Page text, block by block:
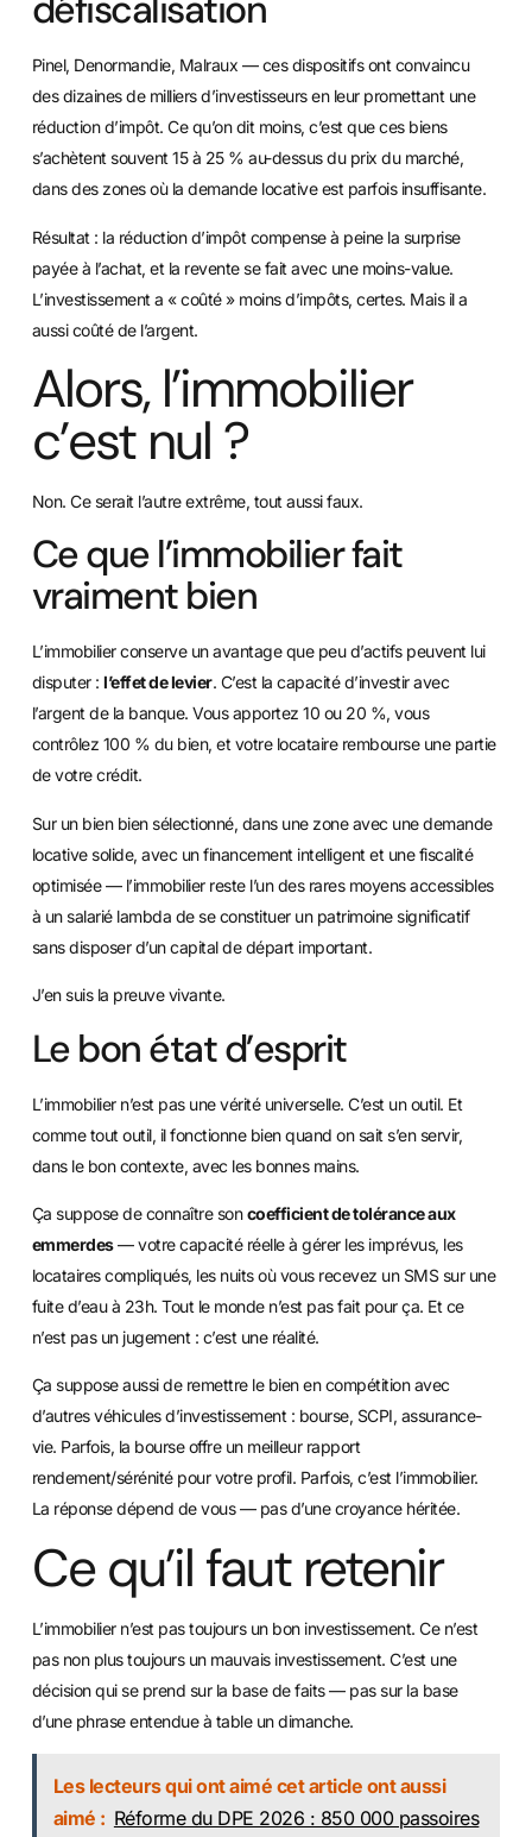
Pinel, Denormandie, Malraux — ces dispositifs ont convaincu
des dizaines de milliers d’investisseurs en leur promettant une
réduction d’impôt. Ce qu’on dit moins, c’est que ces biens
s’achètent souvent 15 à 25 % au-dessus du prix du marché,
dans des zones où la demande locative est parfois insuffisante.
Résultat : la réduction d’impôt compense à peine la surprise
payée à l’achat, et la revente se fait avec une moins-value.
L’investissement a « coûté » moins d’impôts, certes. Mais il a
aussi coûté de l’argent.
Alors, l’immobilier
c’est nul ?
Non. Ce serait l’autre extrême, tout aussi faux.
Ce que l’immobilier fait
vraiment bien
L’immobilier conserve un avantage que peu d’actifs peuvent lui
disputer :l’effet de levier. C’est la capacité d’investir avec
l’argent de la banque. Vous apportez 10 ou 20 %, vous
contrôlez 100 % du bien, et votre locataire rembourse une partie
de votre crédit.
Sur un bien bien sélectionné, dans une zone avec une demande
locative solide, avec un financement intelligent et une fiscalité
optimisée — l’immobilier reste l’un des rares moyens accessibles
à un salarié lambda de se constituer un patrimoine significatif
sans disposer d’un capital de départ important.
J’en suis la preuve vivante.
Le bon état d’esprit
L’immobilier n’est pas une vérité universelle. C’est un outil. Et
comme tout outil, il fonctionne bien quand on sait s’en servir,
dans le bon contexte, avec les bonnes mains.
Ça suppose de connaître soncoefficient de tolérance aux
emmerdes— votre capacité réelle à gérer les imprévus, les
locataires compliqués, les nuits où vous recevez un SMS sur une
fuite d’eau à 23h. Tout le monde n’est pas fait pour ça. Et ce
n’est pas un jugement : c’est une réalité.
Ça suppose aussi de remettre le bien en compétition avec
d’autres véhicules d’investissement : bourse, SCPI, assurance-
vie. Parfois, la bourse offre un meilleur rapport
rendement/sérénité pour votre profil. Parfois, c’est l’immobilier.
La réponse dépend de vous — pas d’une croyance héritée.
Ce qu’il faut retenir
L’immobilier n’est pas toujours un bon investissement. Ce n’est
pas non plus toujours un mauvais investissement. C’est une
décision qui se prend sur la base de faits — pas sur la base
d’une phrase entendue à table un dimanche.
Les lecteurs qui ont aimé cet article ont aussi
aimé : Réforme du DPE 2026 : 850 000 passoires